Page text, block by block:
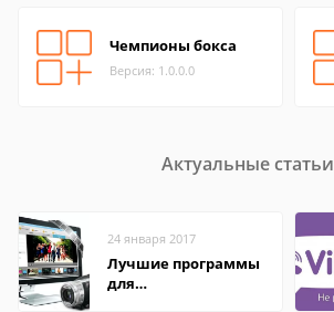
Чемпионы бокса
Версия: 1.0.0.0
Актуальные статьи
24 января 2017
Лучшие программы
для